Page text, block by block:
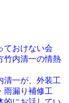
ておけない会
竹内清一の情熱
清一が、外装工
雨漏り補修工